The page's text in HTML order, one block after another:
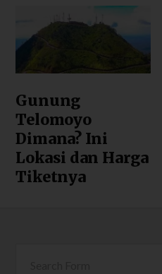
Gunung
Telomoyo
Dimana? Ini
Lokasi dan Harga
Tiketnya